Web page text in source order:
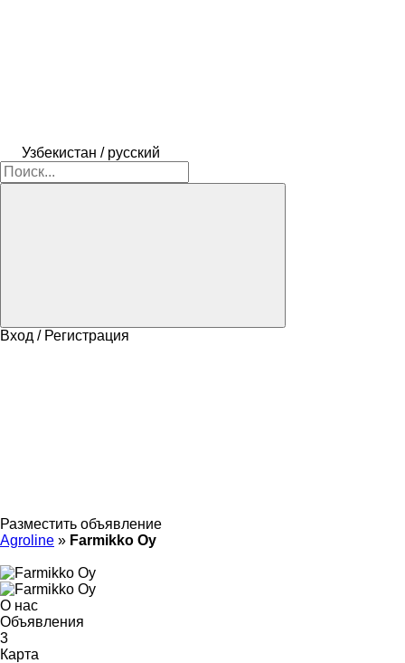
Узбекистан / русский
Вход / Регистрация
Разместить объявление
Agroline » Farmikko Oy
О нас
Объявления
3
Карта